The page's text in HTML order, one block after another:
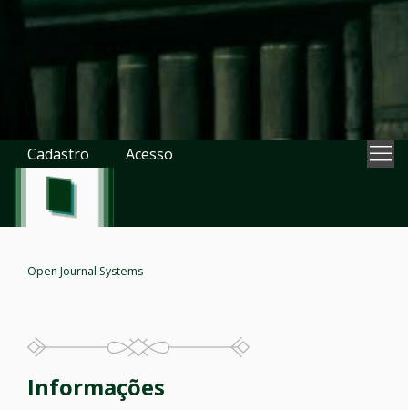
Cadastro Acesso
Open Journal Systems
Informações